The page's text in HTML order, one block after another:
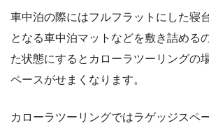
車中泊の際にはフルフラットにした寝
となる車中泊マットなどを敷き詰める
た状態にするとカローラツーリングの
ペースがせまくなります。
カローラツーリングではラゲッジスペ